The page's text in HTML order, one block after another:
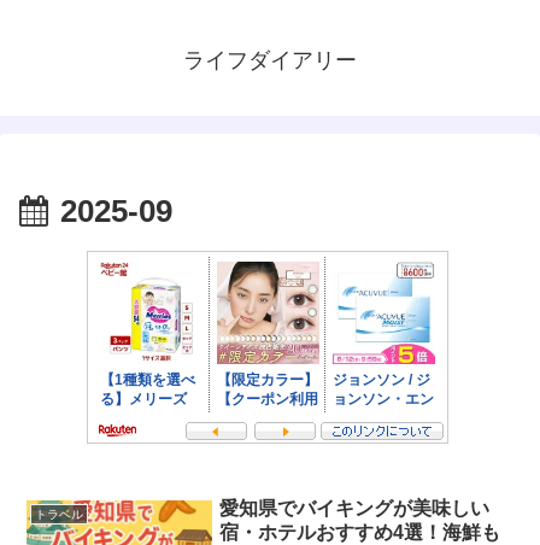
ライフダイアリー
2025-09
トラベル
愛知県でバイキングが美味しい
宿・ホテルおすすめ4選！海鮮も